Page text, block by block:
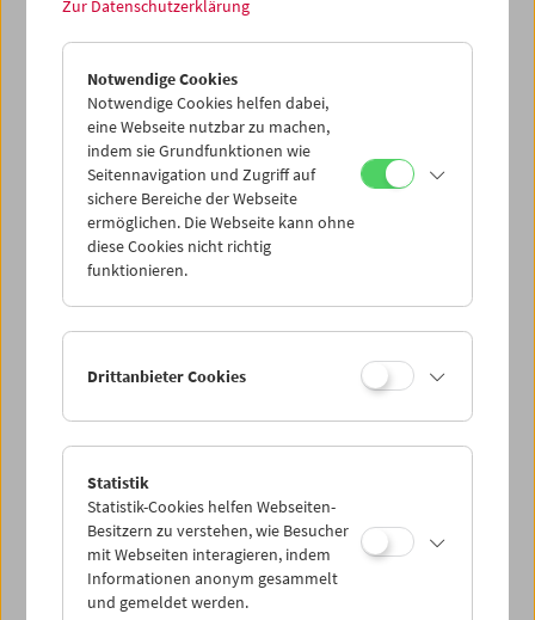
Mo 26.5.
Di 27.5.
Mi 28.5.
Do 29.5.
Sa 31.5.
PROGRAMM ÜBERBLICK
Zur Datenschutzerklärung
Notwendige Cookies
Notwendige Cookies helfen dabei,
eine Webseite nutzbar zu machen,
indem sie Grundfunktionen wie
Seitennavigation und Zugriff auf
sichere Bereiche der Webseite
ermöglichen. Die Webseite kann ohne
diese Cookies nicht richtig
funktionieren.
Drittanbieter Cookies
Statistik
Statistik-Cookies helfen Webseiten-
Besitzern zu verstehen, wie Besucher
mit Webseiten interagieren, indem
Informationen anonym gesammelt
und gemeldet werden.